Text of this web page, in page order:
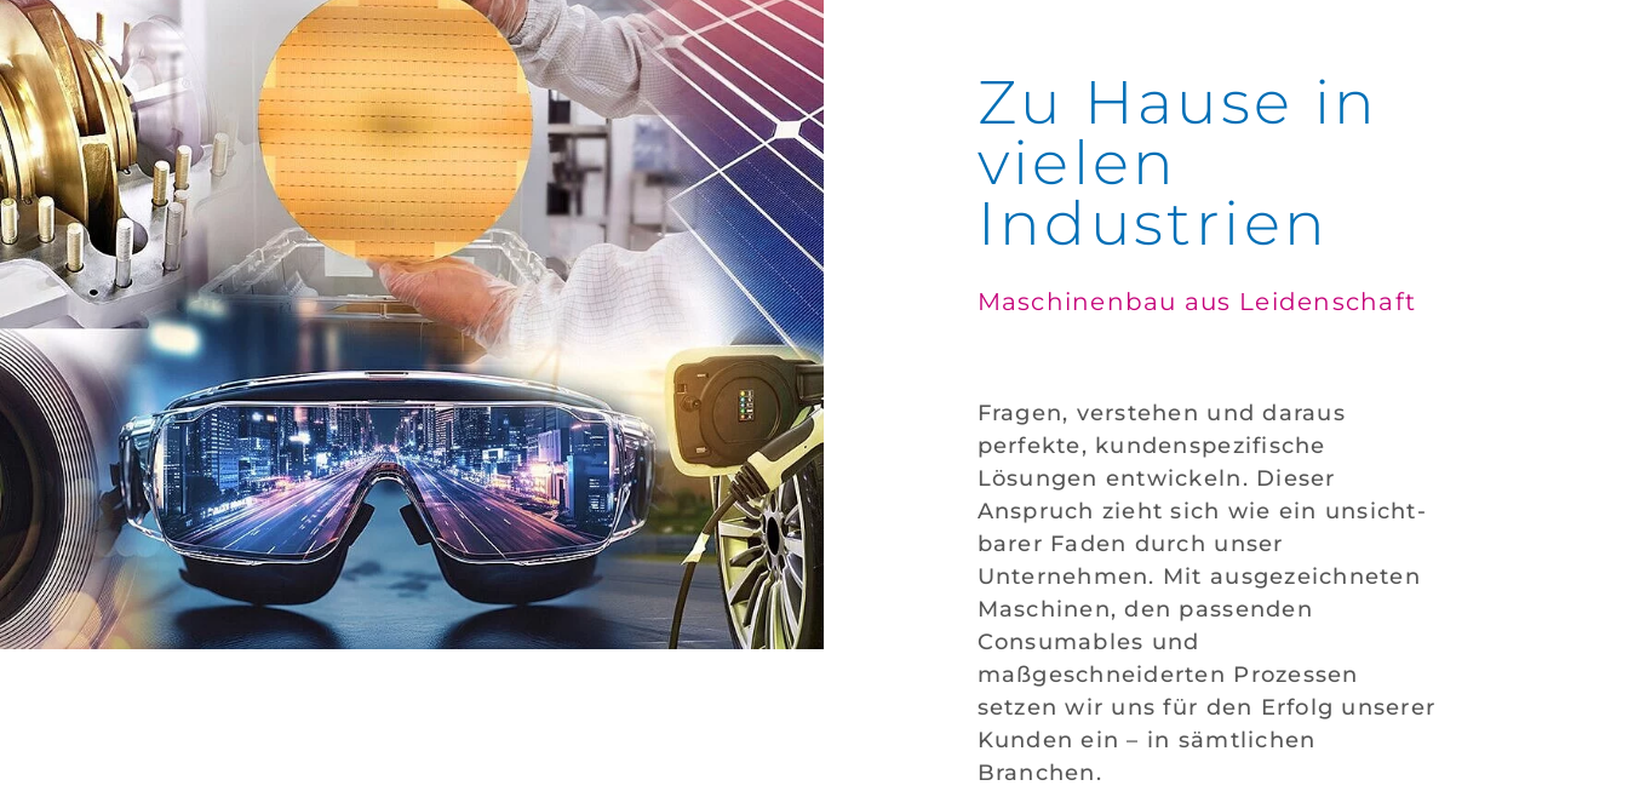
Zu Hause in
vielen
Industrien
Maschinenbau aus Leidenschaft
Fragen, verstehen und daraus
perfekte, kundenspezifische
Lösungen entwickeln. Dieser
Anspruch zieht sich wie ein unsicht-
barer Faden durch unser
Unternehmen. Mit ausgezeichneten
Maschinen, den passenden
Consumables und
maßgeschneiderten Prozessen
setzen wir uns für den Erfolg unserer
Kunden ein – in sämtlichen
Branchen.